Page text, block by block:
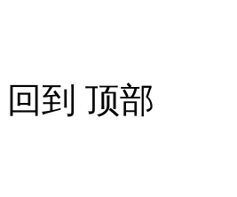
回到 顶部